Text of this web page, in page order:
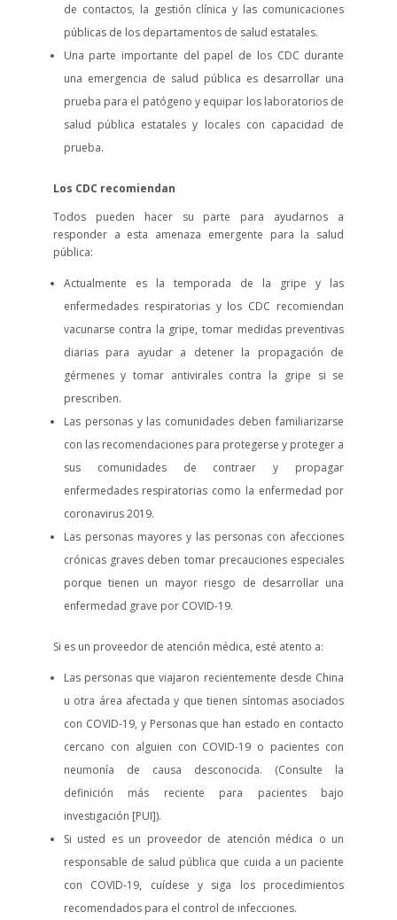
de contactos, la gestión clínica y las comunicaciones
públicas de los departamentos de salud estatales.
Una parte importante del papel de los CDC durante
una emergencia de salud pública es desarrollar una
prueba para el patógeno y equipar los laboratorios de
salud pública estatales y locales con capacidad de
prueba.
Los CDC recomiendan
Todos pueden hacer su parte para ayudarnos a
responder a esta amenaza emergente para la salud
pública:
Actualmente es la temporada de la gripe y las
enfermedades respiratorias y los CDC recomiendan
vacunarse contra la gripe, tomar medidas preventivas
diarias para ayudar a detener la propagación de
gérmenes y tomar antivirales contra la gripe si se
prescriben.
Las personas y las comunidades deben familiarizarse
con las recomendaciones para protegerse y proteger a
sus comunidades de contraer y propagar
enfermedades respiratorias como la enfermedad por
coronavirus 2019.
Las personas mayores y las personas con afecciones
crónicas graves deben tomar precauciones especiales
porque tienen un mayor riesgo de desarrollar una
enfermedad grave por COVID-19.
Si es un proveedor de atención médica, esté atento a:
Las personas que viajaron recientemente desde China
u otra área afectada y que tienen síntomas asociados
con COVID-19, y Personas que han estado en contacto
cercano con alguien con COVID-19 o pacientes con
neumonía de causa desconocida. (Consulte la
definición más reciente para pacientes bajo
investigación [PUI]).
Si usted es un proveedor de atención médica o un
responsable de salud pública que cuida a un paciente
con COVID-19, cuídese y siga los procedimientos
recomendados para el control de infecciones.